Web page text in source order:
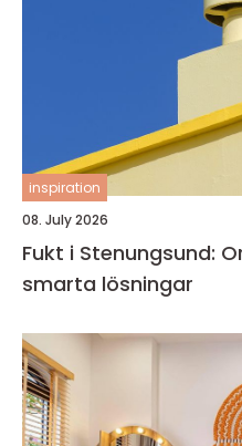
inspiration
08. July 2026
Fukt i Stenungsund:
smarta lösningar